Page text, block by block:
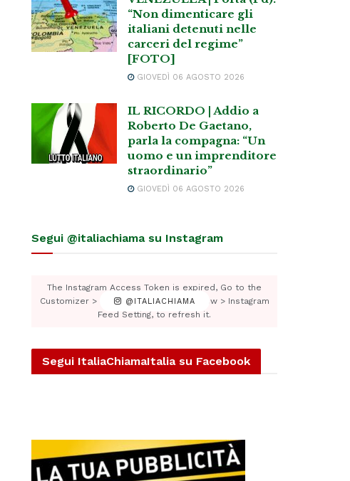
“Non dimenticare gli
italiani detenuti nelle
carceri del regime”
[FOTO]
GIOVEDÌ 06 AGOSTO 2026
IL RICORDO | Addio a
Roberto De Gaetano,
parla la compagna: “Un
uomo e un imprenditore
straordinario”
GIOVEDÌ 06 AGOSTO 2026
Segui @italiachiama su Instagram
@ITALIACHIAMA
The Instagram Access Token is expired, Go to the
Customizer > JNews : Social, Like & View > Instagram
Feed Setting, to refresh it.
Segui ItaliaChiamaItalia su Facebook